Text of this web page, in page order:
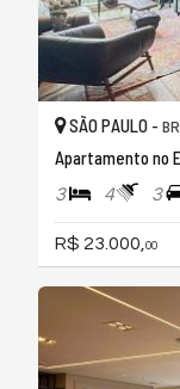
SÃO PAULO -
Apartamento no
3 4 3
R$ 23.000, 00